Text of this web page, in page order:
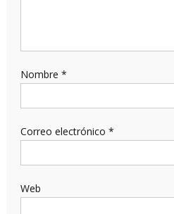
Nombre *
Correo electrónico *
Web